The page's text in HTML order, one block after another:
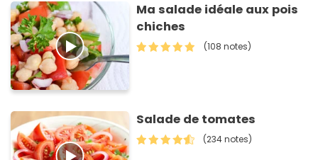
Ma salade idéale aux pois
chiches
(108 notes)
Salade de tomates
(234 notes)